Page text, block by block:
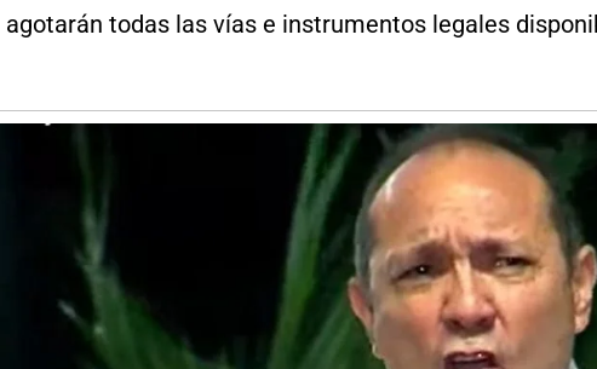
todas las vías e instrumentos legales